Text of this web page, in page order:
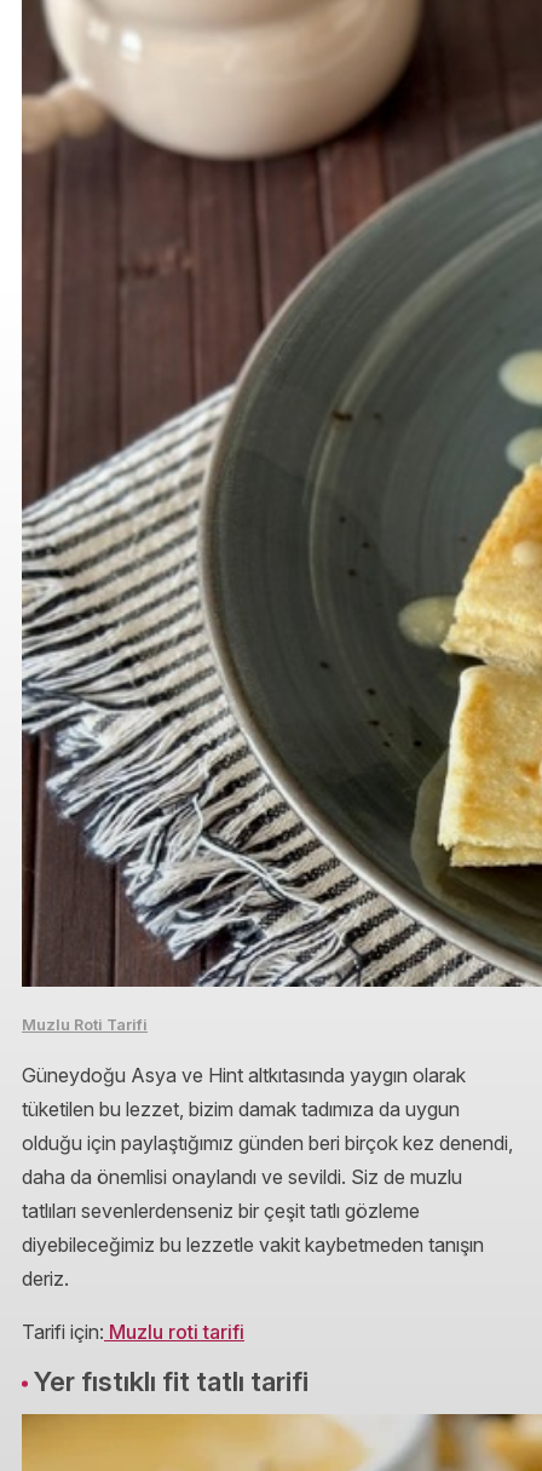
Muzlu Roti Tarifi
Güneydoğu Asya ve Hint altkıtasında yaygın olarak
tüketilen bu lezzet, bizim damak tadımıza da uygun
olduğu için paylaştığımız günden beri birçok kez denendi,
daha da önemlisi onaylandı ve sevildi. Siz de muzlu
tatlıları sevenlerdenseniz bir çeşit tatlı gözleme
diyebileceğimiz bu lezzetle vakit kaybetmeden tanışın
deriz.
Tarifi için: Muzlu roti tarifi
Yer fıstıklı fit tatlı tarifi